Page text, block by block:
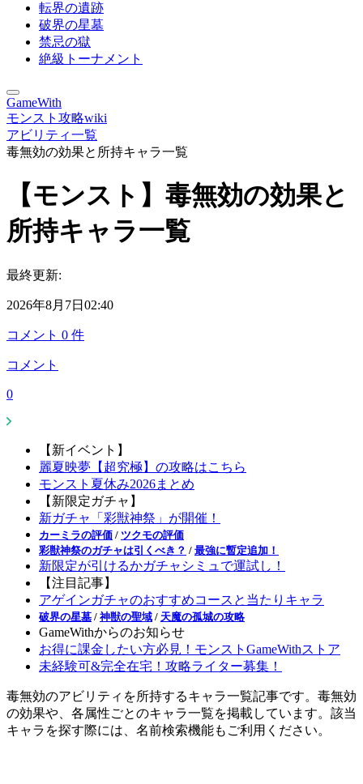
転界の遺跡
破界の星墓
禁忌の獄
絶級トーナメント
GameWith
モンスト攻略wiki
アビリティ一覧
毒無効の効果と所持キャラ一覧
【モンスト】毒無効の効果と
所持キャラ一覧
最終更新:
2026年8月7日02:40
コメント 0 件
コメント
0
【新イベント】
麗夏映夢【超究極】の攻略はこちら
モンスト夏休み2026まとめ
【新限定ガチャ】
新ガチャ「彩獣神祭」が開催！
カーミラの評価 / ツクモの評価
彩獣神祭のガチャは引くべき？ / 最強に暫定追加！
新限定が引けるかガチャシミュで運試し！
【注目記事】
アゲインガチャのおすすめコースと当たりキャラ
破界の星墓 / 神獣の聖域 / 天魔の孤城の攻略
GameWithからのお知らせ
お得に課金したい方必見！モンストGameWithストア
未経験可&完全在宅！攻略ライター募集！
毒無効のアビリティを所持するキャラ一覧記事です。毒無効
の効果や、各属性ごとのキャラ一覧を掲載しています。該当
キャラを探す際には、名前検索機能もご利用ください。